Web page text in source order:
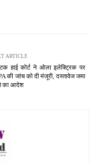
ARTICLE
हाई कोर्ट ने ओला इलेक्ट्रिक पर
की जांच को दी मंजूरी, दस्तावेज जमा
का आदेश